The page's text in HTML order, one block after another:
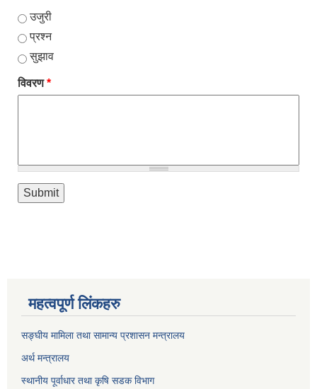
उजुरी
प्रश्न
सुझाव
विवरण*
महत्वपूर्ण लिंकहरु
सङ्घीय मामिला तथा सामान्य प्रशासन मन्त्रालय
अर्थ मन्त्रालय
स्थानीय पूर्वाधार तथा कृषि सडक विभाग